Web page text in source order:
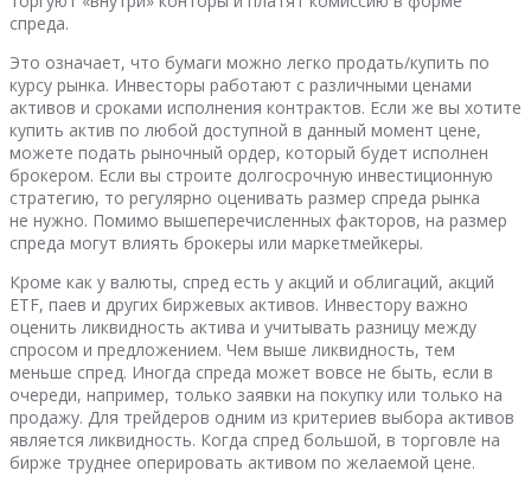
спреда.
Это означает, что бумаги можно легко продать/купить по
курсу рынка. Инвесторы работают с различными ценами
активов и сроками исполнения контрактов. Если же вы хотите
купить актив по любой доступной в данный момент цене,
можете подать рыночный ордер, который будет исполнен
брокером. Если вы строите долгосрочную инвестиционную
стратегию, то регулярно оценивать размер спреда рынка
не нужно. Помимо вышеперечисленных факторов, на размер
спреда могут влиять брокеры или маркетмейкеры.
Кроме как у валюты, спред есть у акций и облигаций, акций
ETF, паев и других биржевых активов. Инвестору важно
оценить ликвидность актива и учитывать разницу между
спросом и предложением. Чем выше ликвидность, тем
меньше спред. Иногда спреда может вовсе не быть, если в
очереди, например, только заявки на покупку или только на
продажу. Для трейдеров одним из критериев выбора активов
является ликвидность. Когда спред большой, в торговле на
бирже труднее оперировать активом по желаемой цене.